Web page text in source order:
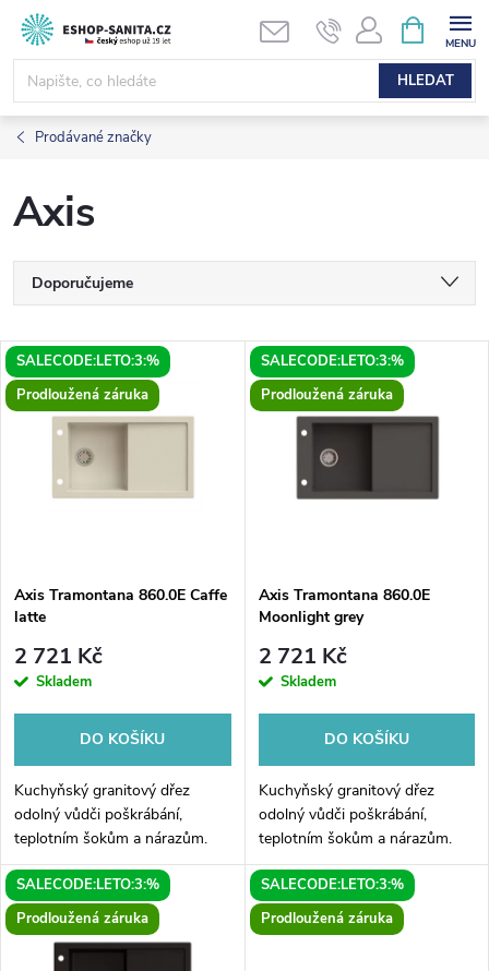
Přejít
obsah
HLEDAT
NÁKUPNÍ
KOŠÍK
Prodávané značky
Axis
Ř
a
z
p
r
o
d
u
k
t
Doporučujeme
Nejdražší
Nejprodávanější
Abecedně
V
ý
s
p
r
d
u
k
SALECODE:LETO:3:%
Prodloužená záruka
Axis Tramontana 860.0E Caffe
latte
2 721 Kč
Skladem
DO KOŠÍKU
Kuchyňský granitový dřez
odolný vůdči poškrábání,
teplotním šokům a nárazům.
Směs přírodní pryskyřice a
hustého granitu.
SALECODE:LETO:3:%
Prodloužená záruka
Axis Tramontana 860.0E
Moonlight grey
2 721 Kč
Skladem
DO KOŠÍKU
Kuchyňský granitový dřez
odolný vůdči poškrábání,
teplotním šokům a nárazům.
Směs přírodní pryskyřice a
hustého granitu.
SALECODE:LETO:3:%
Prodloužená záruka
SALECODE:LETO:3:%
Prodloužená záruka